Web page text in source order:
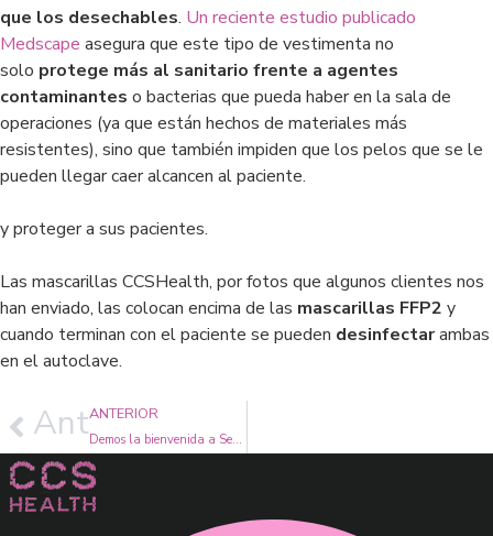
que los desechables. Un reciente estudio publicado
Medscape asegura que este tipo de vestimenta no
solo protege más al sanitario frente a agentes
contaminantes o bacterias que pueda haber en la sala de
operaciones (ya que están hechos de materiales más
resistentes), sino que también impiden que los pelos que se le
pueden llegar caer alcancen al paciente.
y proteger a sus pacientes.
Las mascarillas CCSHealth, por fotos que algunos clientes nos
han enviado, las colocan encima de las mascarillas FFP2 y
cuando terminan con el paciente se pueden desinfectarambas
en el autoclave.
AntANTERIOR
Demos la bienvenida a Septiembre y a la vuelta al trabajo